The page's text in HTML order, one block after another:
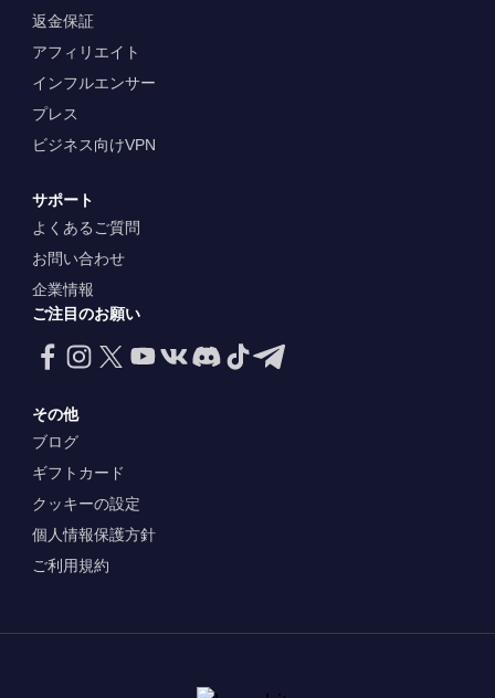
返金保証
アフィリエイト
インフルエンサー
プレス
ビジネス向けVPN
サポート
よくあるご質問
お問い合わせ
企業情報
ご注目のお願い
その他
ブログ
ギフトカード
クッキーの設定
個人情報保護方針
ご利用規約